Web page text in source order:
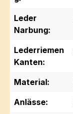
Leder
Narbung:
Lederriemen
Kanten:
Material:
Anlässe: